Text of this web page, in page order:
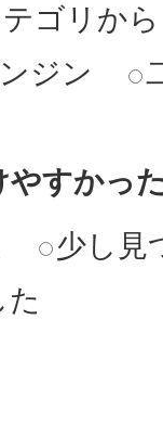
ゴリから
ジン
やすかっ
少し見
た